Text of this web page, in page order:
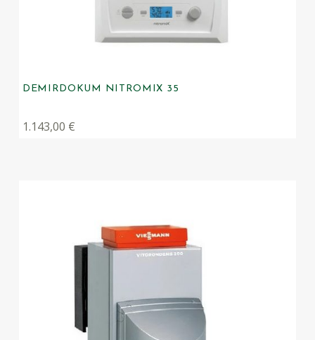
DEMIRDOKUM NITROMIX 35
1.143,00 €